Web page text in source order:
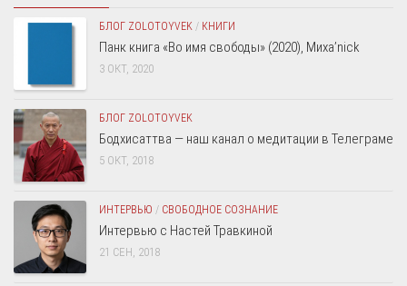
БЛОГ ZOLOTOYVEK / КНИГИ
Панк книга «Во имя свободы» (2020), Миха’nick
3 ОКТ, 2020
БЛОГ ZOLOTOYVEK
Бодхисаттва — наш канал о медитации в Телеграме
5 ОКТ, 2018
ИНТЕРВЬЮ / СВОБОДНОЕ СОЗНАНИЕ
Интервью с Настей Травкиной
21 СЕН, 2018